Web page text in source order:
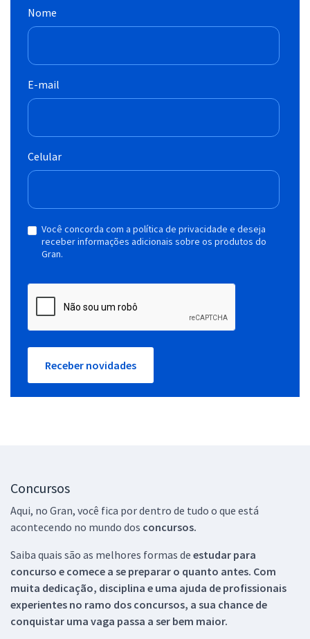
Nome
E-mail
Celular
Você concorda com a política de privacidade e deseja
receber informações adicionais sobre os produtos do
Gran.
Receber novidades
Concursos
Aqui, no Gran, você fica por dentro de tudo o que está
acontecendo no mundo dos concursos.
Saiba quais são as melhores formas de estudar para
concurso e comece a se preparar o quanto antes. Com
muita dedicação, disciplina e uma ajuda de profissionais
experientes no ramo dos concursos, a sua chance de
conquistar uma vaga passa a ser bem maior.